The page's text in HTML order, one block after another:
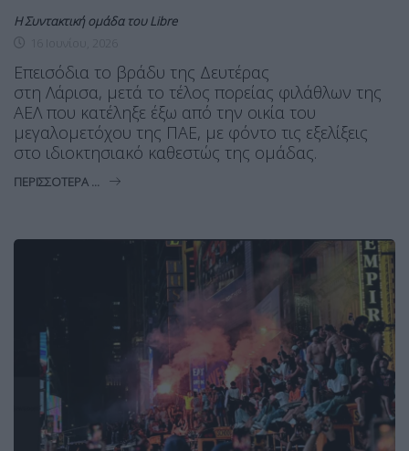
Η Συντακτική ομάδα του Libre
Επεισόδια το βράδυ της Δευτέρας
στη Λάρισα, μετά το τέλος πορείας φιλάθλων της
ΑΕΛ που κατέληξε έξω από την οικία του
μεγαλομετόχου της ΠΑΕ, με φόντο τις εξελίξεις
στο ιδιοκτησιακό καθεστώς της ομάδας.
ΠΕΡΙΣΣΌΤΕΡΑ ...